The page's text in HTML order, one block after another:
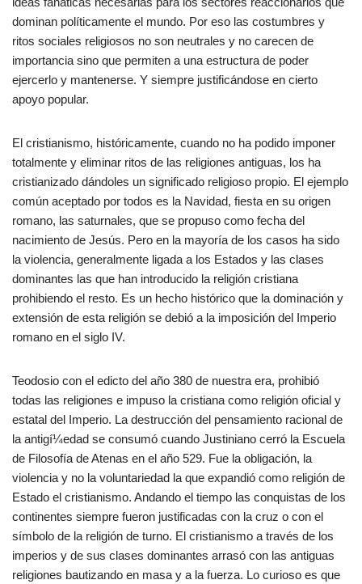
dominan políticamente el mundo. Por eso las costumbres y
ritos sociales religiosos no son neutrales y no carecen de
importancia sino que permiten a una estructura de poder
ejercerlo y mantenerse. Y siempre justificándose en cierto
apoyo popular.
El cristianismo, históricamente, cuando no ha podido imponer
totalmente y eliminar ritos de las religiones antiguas, los ha
cristianizado dándoles un significado religioso propio. El ejemplo
común aceptado por todos es la Navidad, fiesta en su origen
romano, las saturnales, que se propuso como fecha del
nacimiento de Jesús. Pero en la mayoría de los casos ha sido
la violencia, generalmente ligada a los Estados y las clases
dominantes las que han introducido la religión cristiana
prohibiendo el resto. Es un hecho histórico que la dominación y
extensión de esta religión se debió a la imposición del Imperio
romano en el siglo IV.
Teodosio con el edicto del año 380 de nuestra era, prohibió
todas las religiones e impuso la cristiana como religión oficial y
estatal del Imperio. La destrucción del pensamiento racional de
la antigí¼edad se consumó cuando Justiniano cerró la Escuela
de Filosofía de Atenas en el año 529. Fue la obligación, la
violencia y no la voluntariedad la que expandió como religión de
Estado el cristianismo. Andando el tiempo las conquistas de los
continentes siempre fueron justificadas con la cruz o con el
símbolo de la religión de turno. El cristianismo a través de los
imperios y de sus clases dominantes arrasó con las antiguas
religiones bautizando en masa y a la fuerza. Lo curioso es que